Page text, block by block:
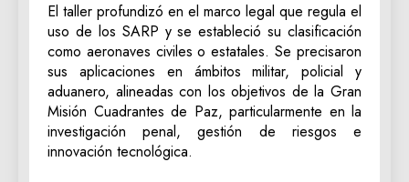
El taller profundizó en el marco legal que regula el
uso de los SARP y se estableció su clasificación
como aeronaves civiles o estatales. Se precisaron
sus aplicaciones en ámbitos militar, policial y
aduanero, alineadas con los objetivos de la Gran
Misión Cuadrantes de Paz, particularmente en la
investigación penal, gestión de riesgos e
innovación tecnológica.